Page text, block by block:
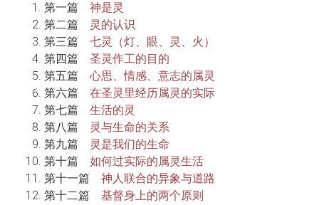
第一篇 神是灵
第二篇
灵的认识
第三篇 七灵（灯、眼、灵、火）
第四篇 圣灵作工的目的
第五篇 心思、情感、意志的属灵
第六篇 在圣灵里经历属灵的实际
第七篇 生活的灵
第八篇
灵与生命的关系
第九篇
灵是我们的生命
第十篇 如何过实际的属灵生活
第十一篇 神人联合的异象与道路
第十二篇 基督身上的两个原则